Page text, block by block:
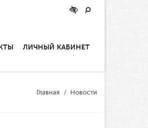
ЛИЧНЫЙ КАБИНЕТ
Главная Новости